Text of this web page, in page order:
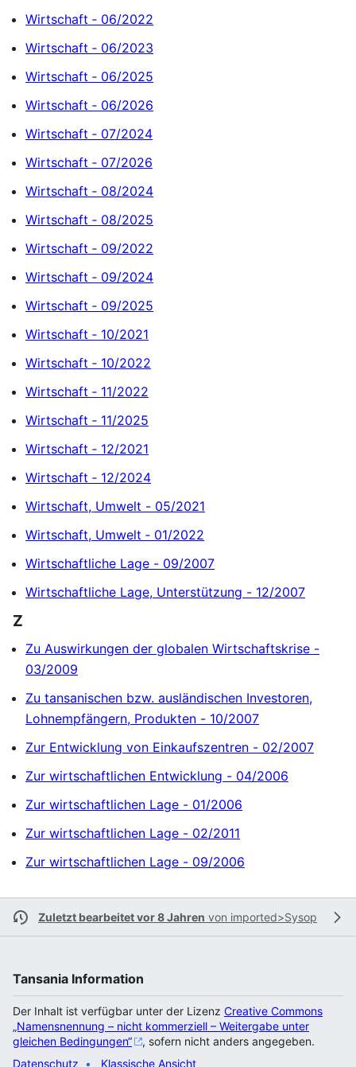
Wirtschaft ‐ 06/2022
Wirtschaft ‐ 06/2023
Wirtschaft ‐ 06/2025
Wirtschaft ‐ 06/2026
Wirtschaft ‐ 07/2024
Wirtschaft ‐ 07/2026
Wirtschaft ‐ 08/2024
Wirtschaft ‐ 08/2025
Wirtschaft ‐ 09/2022
Wirtschaft ‐ 09/2024
Wirtschaft ‐ 09/2025
Wirtschaft ‐ 10/2021
Wirtschaft ‐ 10/2022
Wirtschaft ‐ 11/2022
Wirtschaft ‐ 11/2025
Wirtschaft ‐ 12/2021
Wirtschaft ‐ 12/2024
Wirtschaft, Umwelt - 05/2021
Wirtschaft, Umwelt ‐ 01/2022
Wirtschaftliche Lage - 09/2007
Wirtschaftliche Lage, Unterstützung - 12/2007
Z
Zu Auswirkungen der globalen Wirtschaftskrise -
03/2009
Zu tansanischen bzw. ausländischen Investoren,
Lohnempfängern, Produkten - 10/2007
Zur Entwicklung von Einkaufszentren - 02/2007
Zur wirtschaftlichen Entwicklung - 04/2006
Zur wirtschaftlichen Lage - 01/2006
Zur wirtschaftlichen Lage - 02/2011
Zur wirtschaftlichen Lage - 09/2006
Zuletzt bearbeitet vor 8 Jahren von imported>Sysop
Tansania Information
Der Inhalt ist verfügbar unter der Lizenz Creative Commons
„Namensnennung – nicht kommerziell – Weitergabe unter
gleichen Bedingungen“
, sofern nicht anders angegeben.
Datenschutz
Klassische Ansicht